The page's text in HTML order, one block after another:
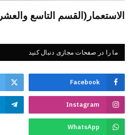
الاستعمار(القسم التاسع
ما را در صفحات مجازی دنبال کنید
Facebook
Instagram
WhatsApp